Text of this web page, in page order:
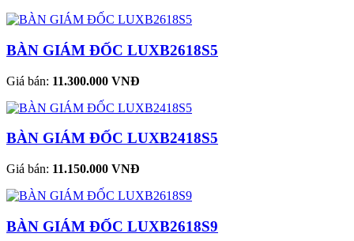
BÀN GIÁM ĐỐC LUXB2618S5
Giá bán: 11.300.000 VNĐ
BÀN GIÁM ĐỐC LUXB2418S5
Giá bán: 11.150.000 VNĐ
BÀN GIÁM ĐỐC LUXB2618S9